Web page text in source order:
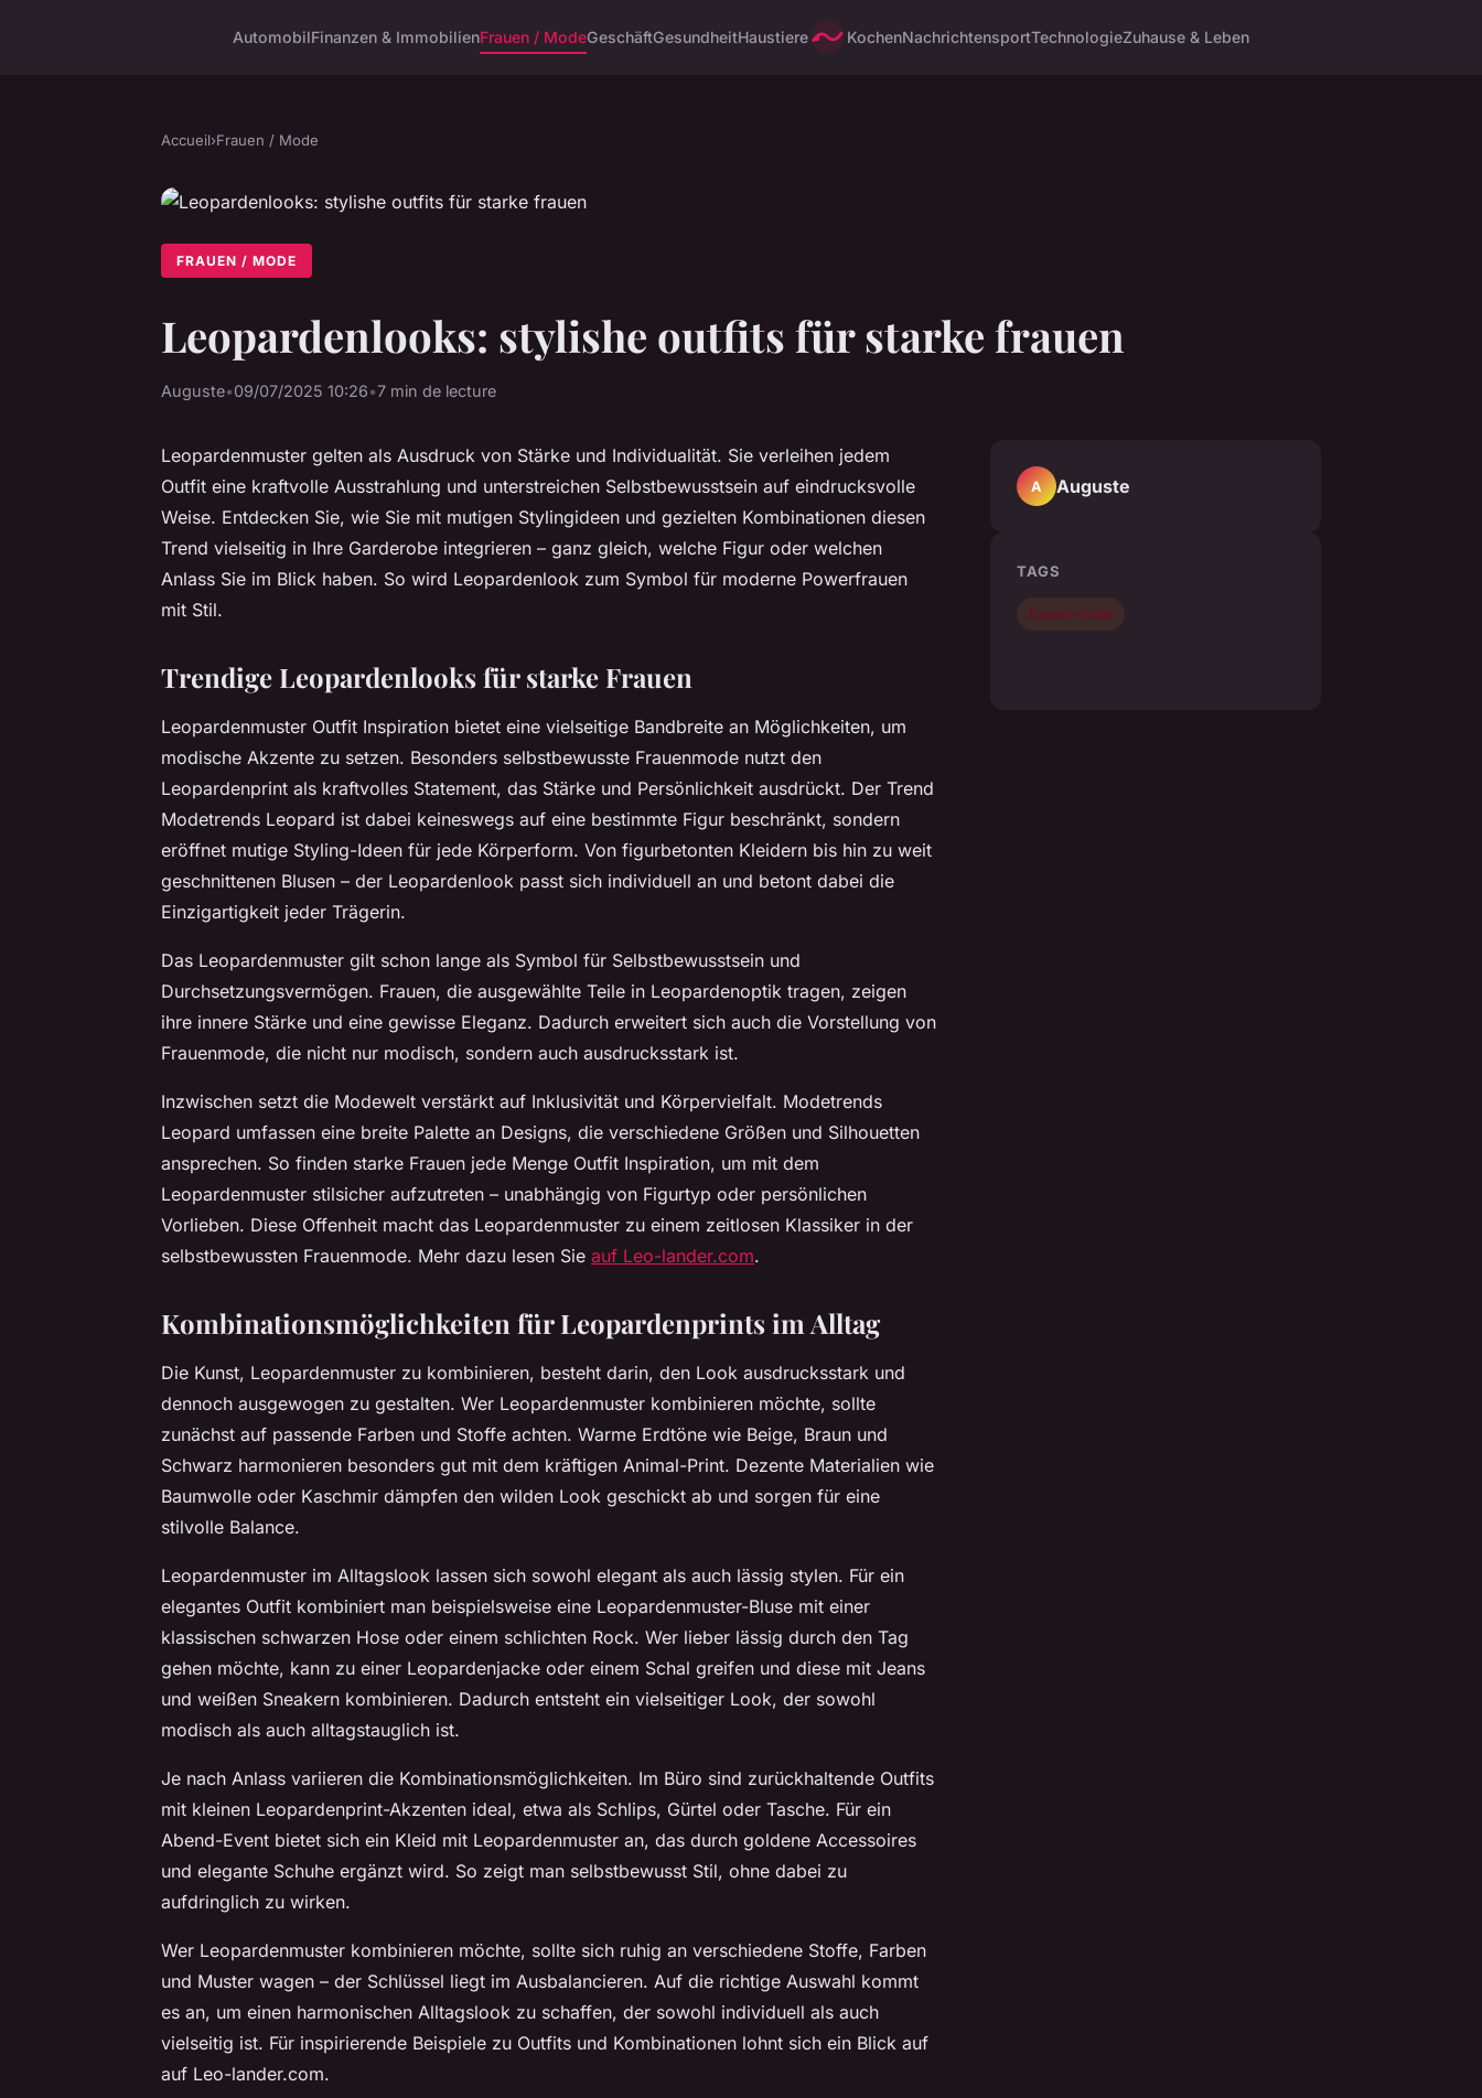
AutomobilFinanzen & ImmobilienFrauen / ModeGeschäftGesundheitHaustiere KochenNachrichtensportTechnologieZuhause & Leben
Accueil›Frauen / Mode
FRAUEN / MODE
Leopardenlooks: stylishe outfits für starke frauen
Auguste•09/07/2025 10:26•7 min de lecture
Leopardenmuster gelten als Ausdruck von Stärke und Individualität. Sie verleihen jedem
Outfit eine kraftvolle Ausstrahlung und unterstreichen Selbstbewusstsein auf eindrucksvolle
Weise. Entdecken Sie, wie Sie mit mutigen Stylingideen und gezielten Kombinationen diesen
Trend vielseitig in Ihre Garderobe integrieren – ganz gleich, welche Figur oder welchen
Anlass Sie im Blick haben. So wird Leopardenlook zum Symbol für moderne Powerfrauen
mit Stil.
Trendige Leopardenlooks für starke Frauen
Leopardenmuster Outfit Inspiration bietet eine vielseitige Bandbreite an Möglichkeiten, um
modische Akzente zu setzen. Besonders selbstbewusste Frauenmode nutzt den
Leopardenprint als kraftvolles Statement, das Stärke und Persönlichkeit ausdrückt. Der Trend
Modetrends Leopard ist dabei keineswegs auf eine bestimmte Figur beschränkt, sondern
eröffnet mutige Styling-Ideen für jede Körperform. Von figurbetonten Kleidern bis hin zu weit
geschnittenen Blusen – der Leopardenlook passt sich individuell an und betont dabei die
Einzigartigkeit jeder Trägerin.
Das Leopardenmuster gilt schon lange als Symbol für Selbstbewusstsein und
Durchsetzungsvermögen. Frauen, die ausgewählte Teile in Leopardenoptik tragen, zeigen
ihre innere Stärke und eine gewisse Eleganz. Dadurch erweitert sich auch die Vorstellung von
Frauenmode, die nicht nur modisch, sondern auch ausdrucksstark ist.
Inzwischen setzt die Modewelt verstärkt auf Inklusivität und Körpervielfalt. Modetrends
Leopard umfassen eine breite Palette an Designs, die verschiedene Größen und Silhouetten
ansprechen. So finden starke Frauen jede Menge Outfit Inspiration, um mit dem
Leopardenmuster stilsicher aufzutreten – unabhängig von Figurtyp oder persönlichen
Vorlieben. Diese Offenheit macht das Leopardenmuster zu einem zeitlosen Klassiker in der
selbstbewussten Frauenmode. Mehr dazu lesen Sie auf Leo-lander.com.
Kombinationsmöglichkeiten für Leopardenprints im Alltag
Die Kunst, Leopardenmuster zu kombinieren, besteht darin, den Look ausdrucksstark und
dennoch ausgewogen zu gestalten. Wer Leopardenmuster kombinieren möchte, sollte
zunächst auf passende Farben und Stoffe achten. Warme Erdtöne wie Beige, Braun und
Schwarz harmonieren besonders gut mit dem kräftigen Animal-Print. Dezente Materialien wie
Baumwolle oder Kaschmir dämpfen den wilden Look geschickt ab und sorgen für eine
stilvolle Balance.
Leopardenmuster im Alltagslook lassen sich sowohl elegant als auch lässig stylen. Für ein
elegantes Outfit kombiniert man beispielsweise eine Leopardenmuster-Bluse mit einer
klassischen schwarzen Hose oder einem schlichten Rock. Wer lieber lässig durch den Tag
gehen möchte, kann zu einer Leopardenjacke oder einem Schal greifen und diese mit Jeans
und weißen Sneakern kombinieren. Dadurch entsteht ein vielseitiger Look, der sowohl
modisch als auch alltagstauglich ist.
Je nach Anlass variieren die Kombinationsmöglichkeiten. Im Büro sind zurückhaltende Outfits
mit kleinen Leopardenprint-Akzenten ideal, etwa als Schlips, Gürtel oder Tasche. Für ein
Abend-Event bietet sich ein Kleid mit Leopardenmuster an, das durch goldene Accessoires
und elegante Schuhe ergänzt wird. So zeigt man selbstbewusst Stil, ohne dabei zu
aufdringlich zu wirken.
Wer Leopardenmuster kombinieren möchte, sollte sich ruhig an verschiedene Stoffe, Farben
und Muster wagen – der Schlüssel liegt im Ausbalancieren. Auf die richtige Auswahl kommt
es an, um einen harmonischen Alltagslook zu schaffen, der sowohl individuell als auch
vielseitig ist. Für inspirierende Beispiele zu Outfits und Kombinationen lohnt sich ein Blick auf
auf Leo-lander.com.
A Auguste
TAGS
frauen-mode